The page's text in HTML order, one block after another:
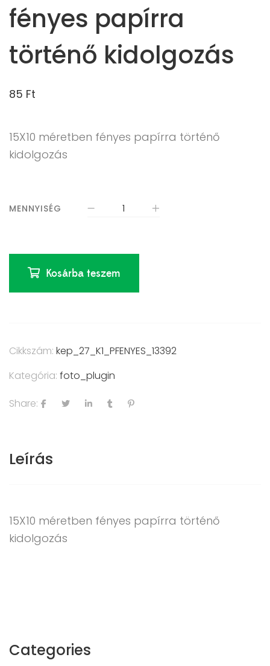
fényes papírra
történő kidolgozás
85 Ft
15X10 méretben fényes papírra történő
kidolgozás
MENNYISÉG
Kosárba teszem
Cikkszám: kep_27_K1_PFENYES_13392
Kategória: foto_plugin
Share:
Leírás
15X10 méretben fényes papírra történő
kidolgozás
Categories